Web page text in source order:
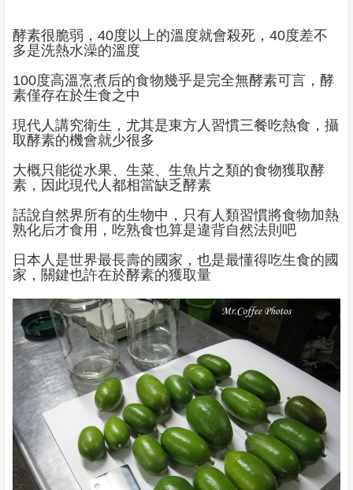
酵素很脆弱，40度以上的溫度就會殺死，40度差不
多是洗熱水澡的溫度
100度高溫烹煮后的食物幾乎是完全無酵素可言，酵
素僅存在於生食之中
現代人講究衛生，尤其是東方人習慣三餐吃熱食，攝
取酵素的機會就少很多
大概只能從水果、生菜、生魚片之類的食物獲取酵
素，因此現代人都相當缺乏酵素
話說自然界所有的生物中，只有人類習慣將食物加熱
熟化后才食用，吃熟食也算是違背自然法則吧
日本人是世界最長壽的國家，也是最懂得吃生食的國
家，關鍵也許在於酵素的獲取量